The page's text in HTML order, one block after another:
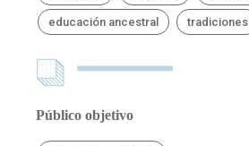
educación ancestral tradiciones
Público objetivo